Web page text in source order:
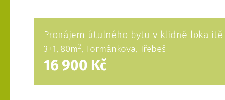
Prostorný pozemek pro bydlení i podnikaní
, 1870m2, Malšova Lhota
Na dotaz